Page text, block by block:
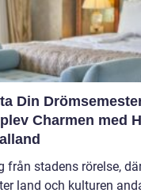
Din
Charmen med
från stadens rörelse,
land och kulturen